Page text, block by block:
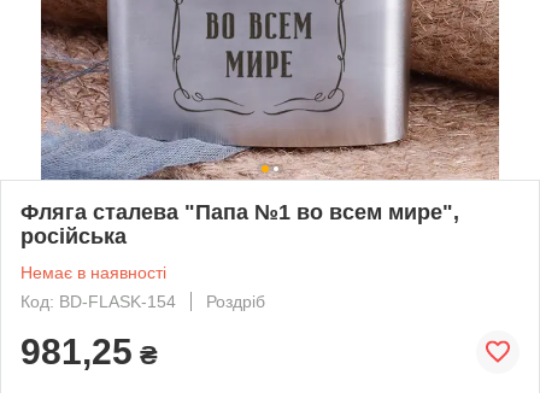
Фляга сталева "Папа №1 во всем мире",
російська
Немає в наявності
Код: BD-FLASK-154
Роздріб
981,25 ₴